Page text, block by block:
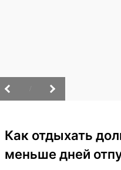
Как отдыхать
меньше дней